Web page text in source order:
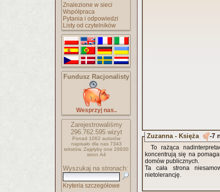
Znalezione w sieci
Współpraca
Pytania i odpowiedzi
Listy od czytelników
Fundusz Racjonalisty
Wesprzyj nas..
Zarejestrowaliśmy
296.762.595wizyt
Ponad 1062 autorów
napisało dla nas 7343
tekstów. Zajęłyby one 28930
stron A4
Wyszukaj na stronach:
Kryteria szczegółowe
Zuzanna - Księża -7
To rażąca
koncentrują się na
domów publicznych.
Ta cała strona
nietolerancję.